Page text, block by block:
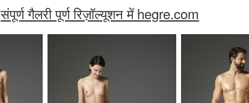
संपूर्ण गैलरी पूर्ण रिज़ॉल्यूशन में hegre.com